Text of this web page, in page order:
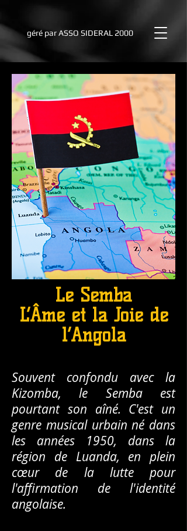
géré parASSO SIDERAL 2000
Le Semba
L’Âme et la Joie de
l’Angola
Souvent confondu avec la
Kizomba, le Semba est
pourtant son aîné. C'est un
genre musical urbain né dans
les années 1950, dans la
région de Luanda, en plein
cœur de la lutte pour
l'affirmation de l'identité
angolaise.